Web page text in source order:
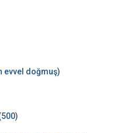
evvel doğmuş)